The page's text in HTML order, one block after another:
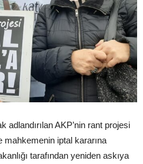
adlandırılan AKP’nin rant projesi
mahkemenin iptal kararına
tarafından yeniden askıya